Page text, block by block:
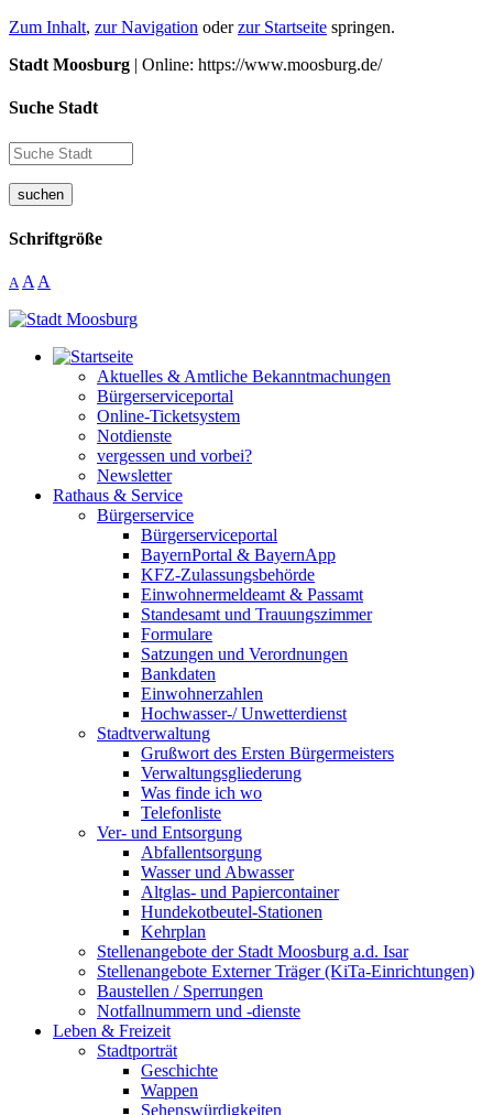
Zum Inhalt, zur Navigation oderzur Startseite springen.
Stadt Moosburg | Online: https://www.moosburg.de/
Suche Stadt
suchen
Schriftgröße
A A A
Aktuelles & Amtliche Bekanntmachungen
Bürgerserviceportal
Online-Ticketsystem
Notdienste
vergessen und vorbei?
Newsletter
Rathaus & Service
Bürgerservice
Bürgerserviceportal
BayernPortal & BayernApp
KFZ-Zulassungsbehörde
Einwohnermeldeamt & Passamt
Standesamt und Trauungszimmer
Formulare
Satzungen und Verordnungen
Bankdaten
Einwohnerzahlen
Hochwasser-/ Unwetterdienst
Stadtverwaltung
Grußwort des Ersten Bürgermeisters
Verwaltungsgliederung
Was finde ich wo
Telefonliste
Ver- und Entsorgung
Abfallentsorgung
Wasser und Abwasser
Altglas- und Papiercontainer
Hundekotbeutel-Stationen
Kehrplan
Stellenangebote der Stadt Moosburg a.d. Isar
Stellenangebote Externer Träger (KiTa-Einrichtungen)
Baustellen / Sperrungen
Notfallnummern und -dienste
Leben & Freizeit
Stadtporträt
Geschichte
Wappen
Sehenswürdigkeiten